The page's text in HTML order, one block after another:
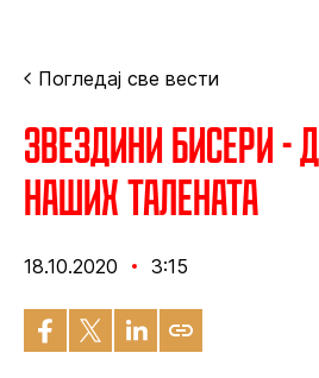
Погледај све вести
Звездини бисери -
наших талената
18.10.2020 3:15